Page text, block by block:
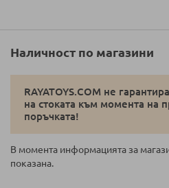
Наличност по магазини
RAYATOYS.COM не
на стоката към момента на
поръчката!
В момента информацията за
показана.